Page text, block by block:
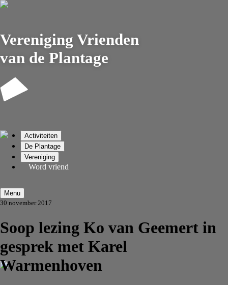
Vereniging Vrienden
van de Plantage
Activiteiten
De Plantage
Vereniging
Word vriend
Menu
30 november 2017
Soop lezing Ko van Geemert in
gesprek met Karel
Warmenhoven